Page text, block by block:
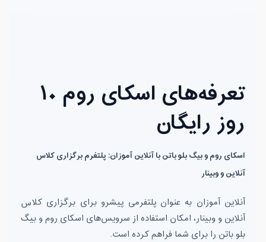
تعرفه‌های اسکای روم ۱۰
روز رایگان
اسکای روم و بیگ بلو باتن با آنلاین آموزان: پلتفرم برگزاری کلاس
آنلاین و وبینار
آنلاین آموزان به عنوان پلتفرمی پیشرو برای برگزاری کلاس
آنلاین و وبینار، امکان استفاده از سرویس‌های اسکای روم و بیگ
بلو باتن را برای شما فراهم کرده است.